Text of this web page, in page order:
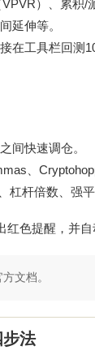
）、累积/
延伸等。
在工具栏回测
间快速调仓。
、
杆倍数、强
色提醒，并自
文档。
法